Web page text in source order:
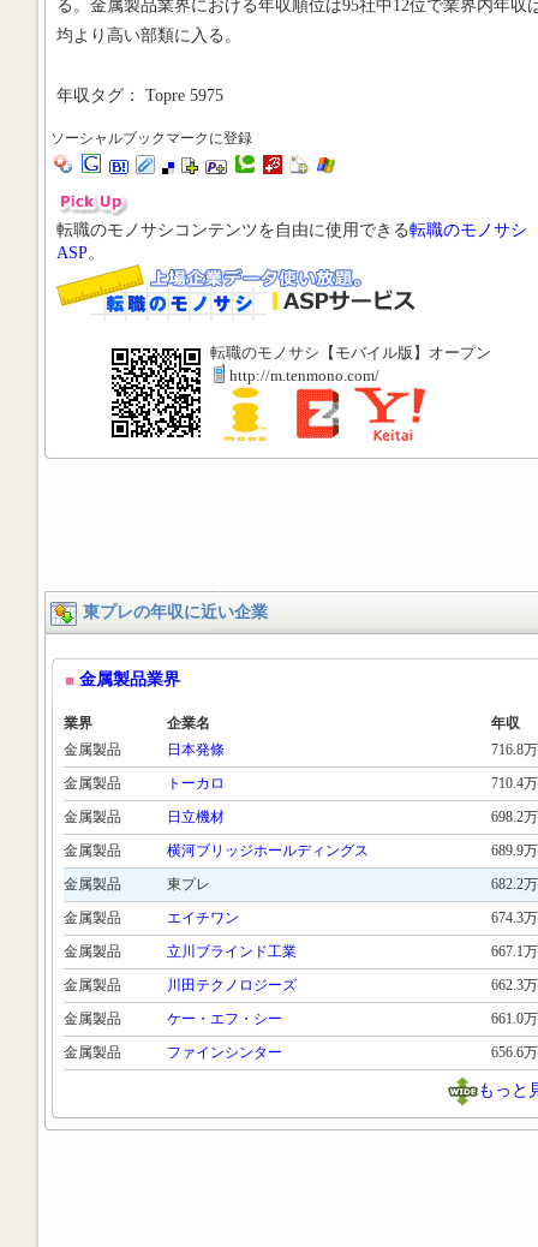
る。金属製品業界における年収順位は95社中12位で業界内年収
均より高い部類に入る。
年収タグ： Topre 5975
ソーシャルブックマークに登録
転職のモノサシコンテンツを自由に使用できる転職のモノサシ
ASP。
転職のモノサシ【モバイル版】オープン
http://m.tenmono.com/
東プレの年収に近い企業
金属製品業界
業界 企業名
年収
金属製品
日本発條
716.8万
金属製品
トーカロ
710.4万
金属製品
日立機材
698.2万
金属製品
横河ブリッジホールディングス
689.9万
金属製品
東プレ
682.2万
金属製品
エイチワン
674.3万
金属製品
立川ブラインド工業
667.1万
金属製品
川田テクノロジーズ
662.3万
金属製品
ケー・エフ・シー
661.0万
金属製品
ファインシンター 656.6万
もっと